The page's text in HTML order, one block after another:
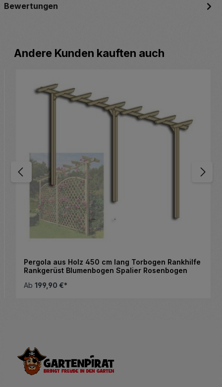
Bewertungen
Produktgalerie überspringen
Andere Kunden kauften auch
Pergola aus Holz 450 cm lang Torbogen Rankhilfe
Rankgerüst Blumenbogen Spalier Rosenbogen
Ab 199,90 €*